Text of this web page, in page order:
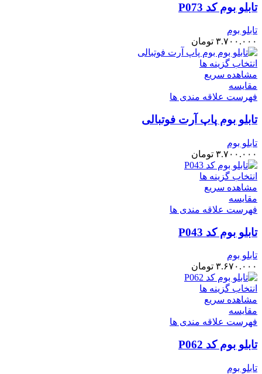
تابلو بوم کد P073
تابلو بوم
۳.۷۰۰.۰۰۰ تومان
انتخاب گزینه ها
مشاهده سریع
مقایسه
فهرست علاقه مندی ها
تابلو بوم پاپ آرت فوتبالی
تابلو بوم
۳.۷۰۰.۰۰۰ تومان
انتخاب گزینه ها
مشاهده سریع
مقایسه
فهرست علاقه مندی ها
تابلو بوم کد P043
تابلو بوم
۳.۶۷۰.۰۰۰ تومان
انتخاب گزینه ها
مشاهده سریع
مقایسه
فهرست علاقه مندی ها
تابلو بوم کد P062
تابلو بوم